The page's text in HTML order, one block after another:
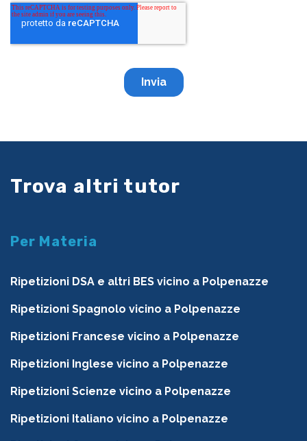
Trova altri tutor
Per Materia
Ripetizioni DSA e altri BES vicino a Polpenazze
Ripetizioni Spagnolo vicino a Polpenazze
Ripetizioni Francese vicino a Polpenazze
Ripetizioni Inglese vicino a Polpenazze
Ripetizioni Scienze vicino a Polpenazze
Ripetizioni Italiano vicino a Polpenazze